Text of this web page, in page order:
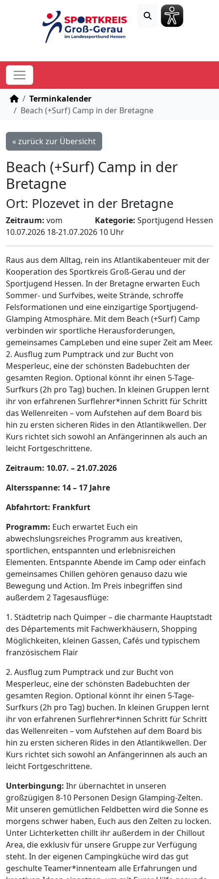
STARTSEITE
Terminkalender
Beach (+Surf) Camp in der Bretagne
« zurück zur Übersicht
Beach (+Surf) Camp in der
Bretagne
Ort: Plozevet in der Bretagne
Kategorie: Sportjugend Hessen
Zeitraum: vom
10.07.2026 18-21.07.2026 10 Uhr
Raus aus dem Alltag, rein ins Atlantikabenteuer mit der
Kooperation des Sportkreis Groß-Gerau und der
Sportjugend Hessen. In der Bretagne erwarten Euch
Sommer- und Surfvibes, weite Strände, schroffe
Felsformationen und eine einzigartige Sportjugend-
Glamping Atmosphäre. Mit dem Beach (+Surf) Camp
verbinden wir sportliche Herausforderungen,
gemeinsames CampLeben und eine super Zeit am Meer.
2. Ausflug zum Pumptrack und zur Bucht von
Mesperleuc, eine der schönsten Badebuchten der
gesamten Region. Optional könnt ihr einen 5-Tage-
Surfkurs (2h pro Tag) buchen. In kleinen Gruppen lernt
ihr von erfahrenen Surflehrer*innen Schritt für Schritt
das Wellenreiten – vom Aufstehen auf dem Board bis
hin zu ersten sicheren Rides in den Atlantikwellen. Der
Kurs richtet sich sowohl an Anfängerinnen als auch an
leicht Fortgeschrittene.
Zeitraum: 10.07. – 21.07.2026
Altersspanne: 14 – 17 Jahre
Abfahrtort: Frankfurt
Programm: Euch erwartet Euch ein
abwechslungsreiches Programm aus kreativen,
sportlichen, entspannten und erlebnisreichen
Elementen. Entspannte Abende im Camp oder einfach
gemeinsames Chillen gehören genauso dazu wie
Bewegung und Action. Im Preis inbegriffen sind
außerdem 2 Tagesausflüge:
1. Städtetrip nach Quimper – die charmante Hauptstadt
des Départements mit Fachwerkhäusern, Shopping
Möglichkeiten, kleinen Gassen, Cafés und typischem
französischem Flair
2. Ausflug zum Pumptrack und zur Bucht von
Mesperleuc, eine der schönsten Badebuchten der
gesamten Region. Optional könnt ihr einen 5-Tage-
Surfkurs (2h pro Tag) buchen. In kleinen Gruppen lernt
ihr von erfahrenen Surflehrer*innen Schritt für Schritt
das Wellenreiten – vom Aufstehen auf dem Board bis
hin zu ersten sicheren Rides in den Atlantikwellen. Der
Kurs richtet sich sowohl an Anfängerinnen als auch an
leicht Fortgeschrittene.
Unterbingung: Ihr übernachtet in unseren
großzügigen 8-10 Personen Design Glamping-Zelten.
Mit unseren gemütlichen Feldbetten wird die Sonne es
morgens schwer haben, Euch aus den Zelten zu locken.
Unter Lichterketten chillt ihr außerdem in der Chillout
Area, die exklusiv für unsere Gruppe zur Verfügung
steht. In der eigenen Campingküche wird das gut
geschulte Teamer*innenteam alle Erfahrungen und